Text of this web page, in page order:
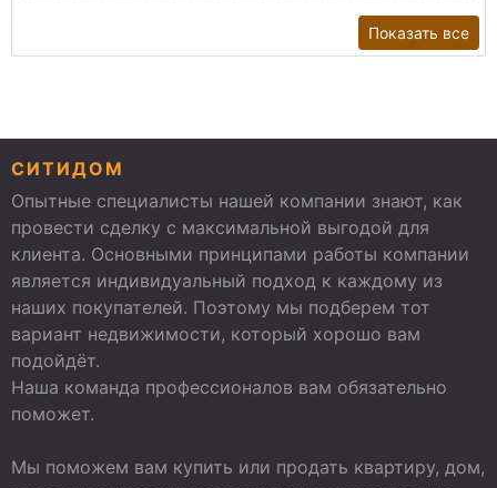
Показать все
СИТИДОМ
Опытные специалисты нашей компании знают, как
провести сделку с максимальной выгодой для
клиента. Основными принципами работы компании
является индивидуальный подход к каждому из
наших покупателей. Поэтому мы подберем тот
вариант недвижимости, который хорошо вам
подойдёт.
Наша команда профессионалов вам обязательно
поможет.
Мы поможем вам купить или продать квартиру, дом,